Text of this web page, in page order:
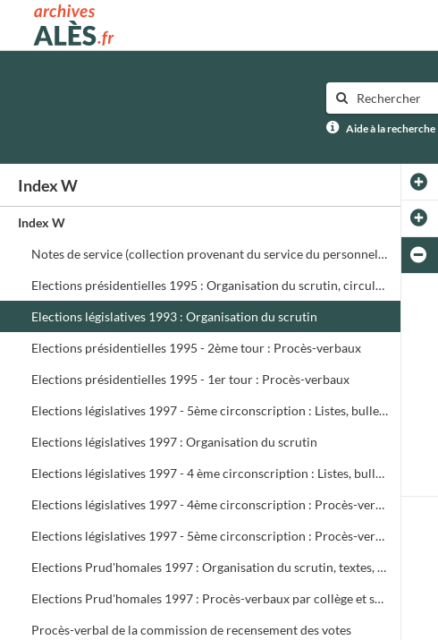
Archives municipales d'Alès
Aide à la recherche
Index W
Index W
Notes de service (collection provenant du service du personnel) ffffff
Elections présidentielles 1995 : Organisation du scrutin, circulaires, assesseurs, délégués, présidents de bureau de vote
Elections législatives 1993 : Organisation du scrutin
Elections présidentielles 1995 - 2ème tour : Procès-verbaux
Elections présidentielles 1995 - 1er tour : Procès-verbaux
Elections législatives 1997 - 5ème circonscription : Listes, bulletins de vote, délégués et assesseurs
Elections législatives 1997 : Organisation du scrutin
Elections législatives 1997 - 4 ème circonscription : Listes, bulletins de vote, délégués et assesseurs
Elections législatives 1997 - 4ème circonscription : Procès-verbaux
Elections législatives 1997 - 5ème circonscription : Procès-verbaux
Elections Prud'homales 1997 : Organisation du scrutin, textes, représentants des organisations professionnelles et syndicales, délégués, bureaux de vote, tableaux de vote par correspondance
Elections Prud'homales 1997 : Procès-verbaux par collège et section
Procès-verbal de la commission de recensement des votes